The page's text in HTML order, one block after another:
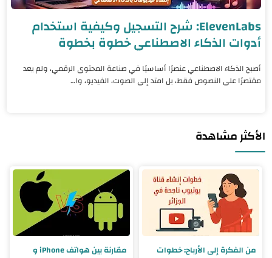
ElevenLabs: شرح التسجيل وكيفية استخدام
أدوات الذكاء الاصطناعي خطوة بخطوة
أصبح الذكاء الاصطناعي عنصرًا أساسيًا في صناعة المحتوى الرقمي، ولم يعد
مقتصرًا على النصوص فقط، بل امتد إلى الصوت، الفيديو، وا…
الأكثر مشاهدة
من الفكرة إلى الأرباح: خطوات
مقارنة بين هواتف iPhone و